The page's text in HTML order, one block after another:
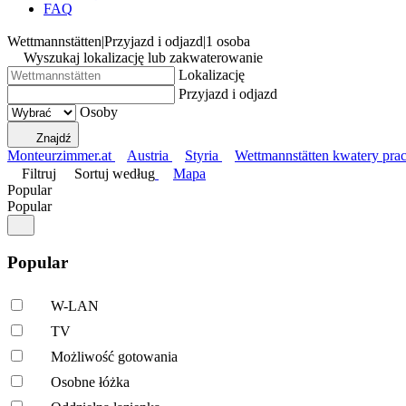
FAQ
Wettmannstätten|Przyjazd i odjazd|1 osoba
Wyszukaj lokalizację lub zakwaterowanie
Lokalizację
Przyjazd i odjazd
Osoby
Znajdź
Monteurzimmer.at Austria Styria
Wettmannstätten kwatery
Filtruj
Sortuj według
Mapa
Popular
Popular
Popular
W-LAN
TV
Możliwość gotowania
Osobne łóżka